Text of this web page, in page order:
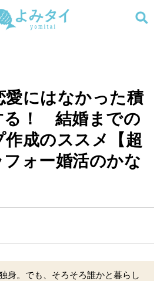
連載
新刊
検索する
メニューを閉じる
愛にはなかった積
る！ 結婚までの
作成のススメ【超
ォー婚活のかな
身。でも、そろそろ誰かと暮らし